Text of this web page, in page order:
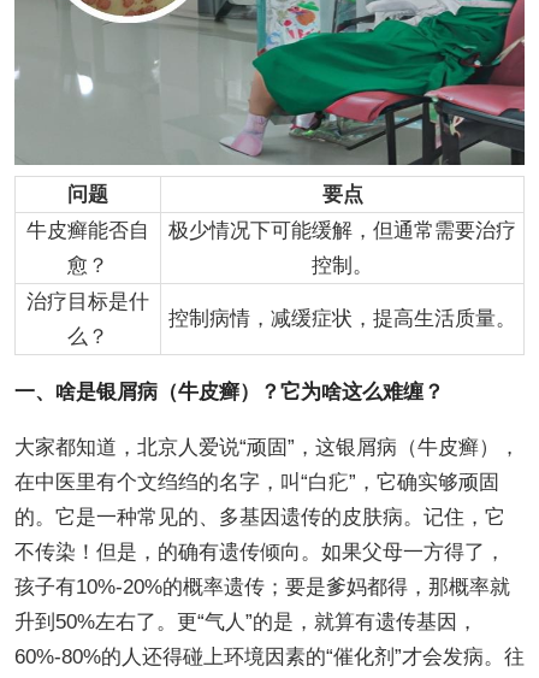
问题
要点
牛皮癣能否自
愈？
极少情况下可能缓解，但通常需要治疗
控制。
治疗目标是什
么？
控制病情，减缓症状，提高生活质量。
一、啥是银屑病（牛皮癣）？它为啥这么难缠？
大家都知道，北京人爱说“顽固”，这银屑病（牛皮癣），
在中医里有个文绉绉的名字，叫“白疕”，它确实够顽固
的。它是一种常见的、多基因遗传的皮肤病。记住，它
不传染！但是，的确有遗传倾向。如果父母一方得了，
孩子有10%-20%的概率遗传；要是爹妈都得，那概率就
升到50%左右了。更“气人”的是，就算有遗传基因，
60%-80%的人还得碰上环境因素的“催化剂”才会发病。往